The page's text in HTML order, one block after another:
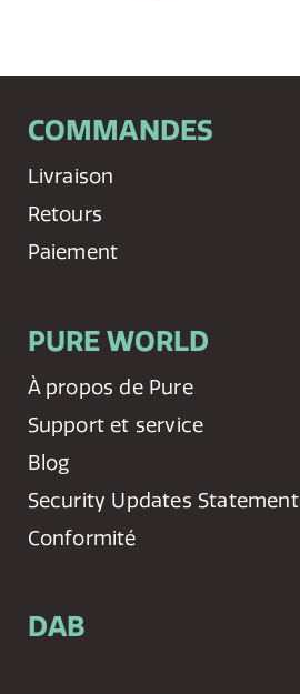
COMMANDES
Livraison
Retours
Paiement
PURE WORLD
À propos de Pure
Support et service
Blog
Security Updates Statement
Conformité
DAB